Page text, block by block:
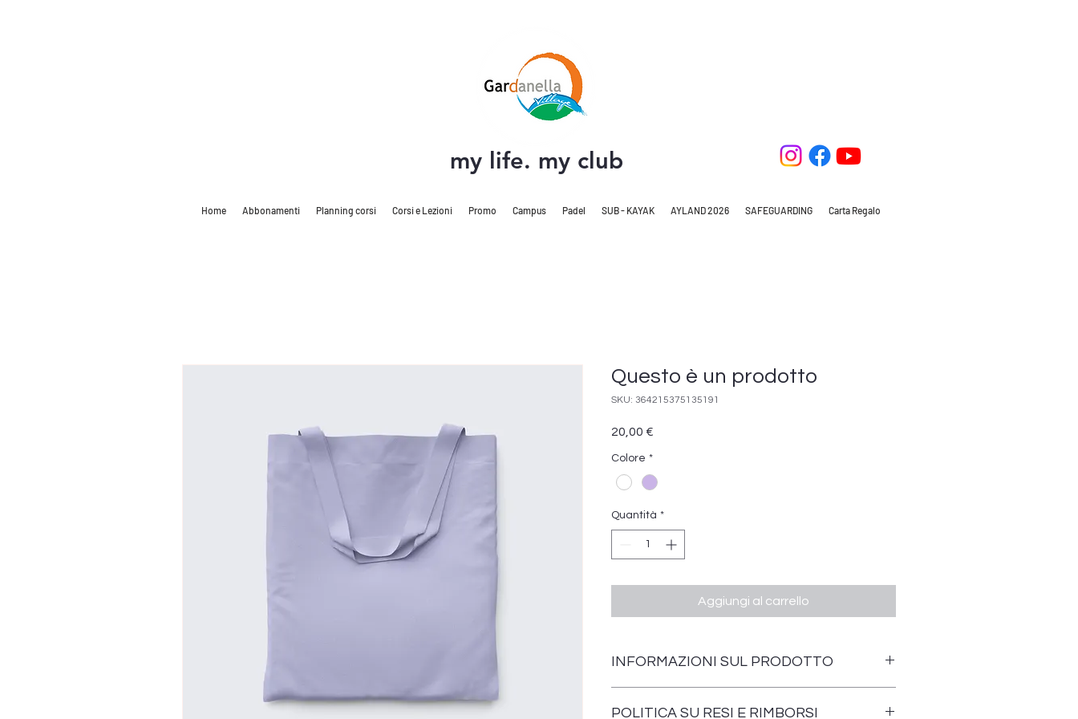
my life. my club
Home Abbonamenti Planning corsi Corsi e Lezioni Promo Campus Padel SUB - KAYAK AYLAND 2026 SAFEGUARDING Carta Regalo
Questo è un prodotto
SKU: 364215375135191
20,00 €
Colore *
Quantità *
Aggiungi al carrello
INFORMAZIONI SUL PRODOTTO
perfetto per aggiungere maggiori informazioni sul
POLITICA SU RESI E RIMBORSI